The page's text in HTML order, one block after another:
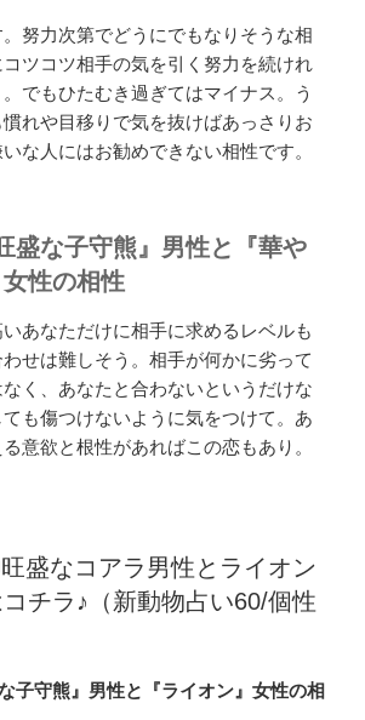
努力次第でどうにでもなりそうな相
ツコツ相手の気を引く努力を続けれ
でもひたむき過ぎてはマイナス。う
れや目移りで気を抜けばあっさりお
な人にはお勧めできない相性です。
盛な子守熊』男性と『華や
性の相性
あなただけに相手に求めるレベルも
せは難しそう。相手が何かに劣って
く、あなたと合わないというだけな
も傷つけないように気をつけて。あ
意欲と根性があればこの恋もあり。
盛なコアラ男性とライオン
チラ♪（新動物占い60/個性
子守熊』男性と『ライオン』女性の相